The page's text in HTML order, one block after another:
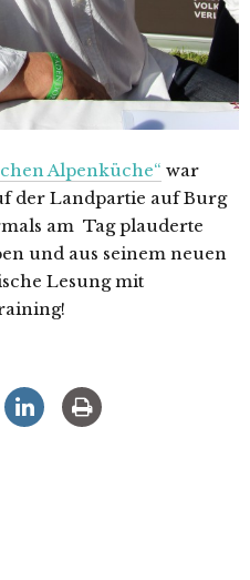
Alpenküche“ war
der Landpartie auf Burg
am Tag plauderte
und aus seinem neuen
Lesung mit